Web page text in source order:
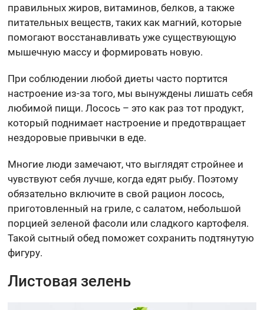
правильных жиров, витаминов, белков, а также
питательных веществ, таких как магний, которые
помогают восстанавливать уже существующую
мышечную массу и формировать новую.
При соблюдении любой диеты часто портится
настроение из-за того, мы вынуждены лишать себя
любимой пищи. Лосось – это как раз тот продукт,
который поднимает настроение и предотвращает
нездоровые привычки в еде.
Многие люди замечают, что выглядят стройнее и
чувствуют себя лучше, когда едят рыбу. Поэтому
обязательно включите в свой рацион лосось,
приготовленный на гриле, с салатом, небольшой
порцией зеленой фасоли или сладкого картофеля.
Такой сытный обед поможет сохранить подтянутую
фигуру.
Листовая зелень